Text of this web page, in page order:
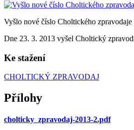
Vyšlo nové číslo Choltického zpravodaje
Dne 23. 3. 2013 vyšel Choltický
Ke stažení
CHOLTICKÝ ZPRAVODAJ
Přílohy
cholticky_zpravodaj-2013-2.pdf